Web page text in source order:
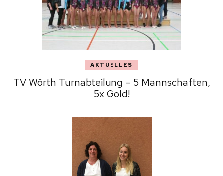
AKTUELLES
TV Wörth Turnabteilung – 5 Mannschaften,
5x Gold!